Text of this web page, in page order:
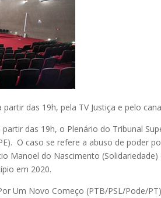
das 19h, pela TV Justiça e pelo
das 19h, o Plenário do Tribunal
O caso se refere a abuso de poder
Manoel do Nascimento (Solidariedade)
em 2020.
Um Novo Começo (PTB/PSL/Pode/